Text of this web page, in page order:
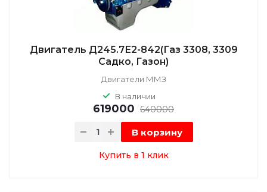
Двигатель Д245.7Е2-842(Газ 3308, 3309
Садко, Газон)
Двигатели ММЗ
В наличии
619000 640000
В корзину
Купить в 1 клик